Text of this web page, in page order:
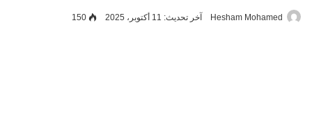
Hesham Mohamed آخر تحديث: 11 أكتوبر، 2025 150